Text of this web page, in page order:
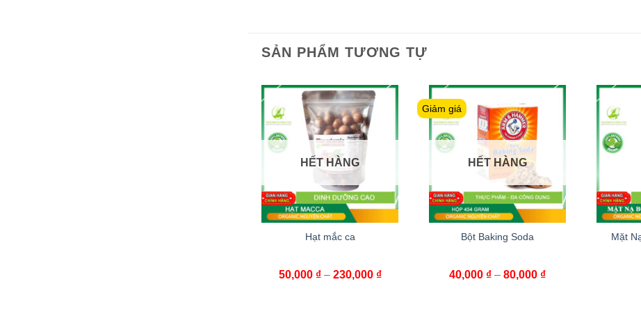
SẢN PHẨM TƯƠNG TỰ
HẾT HÀNG
Hạt mắc ca
50,000 ₫– 230,000 ₫
Giảm giá
HẾT HÀNG
Bột Baking Soda
40,000 ₫ – 80,000 ₫
Mặt